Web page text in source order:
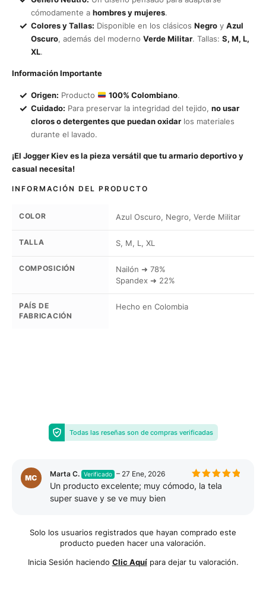
cómodamente a hombres y mujeres.
Colores y Tallas: Disponible en los clásicos Negro y Azul
Oscuro, además del moderno Verde Militar. Tallas: S, M, L,
XL.
Información Importante
Origen: Producto 100% Colombiano.
Cuidado: Para preservar la integridad del tejido, no usar
cloros o detergentes que puedan oxidar los materiales
durante el lavado.
¡El Jogger Kiev es la pieza versátil que tu armario deportivo y
casual necesita!
INFORMACIÓN DEL PRODUCTO
COLOR Azul Oscuro, Negro, Verde Militar
TALLA S, M, L, XL
COMPOSICIÓN
Nailón ➜ 78%
Spandex ➜ 22%
PAÍS DE
FABRICACIÓN
Hecho en Colombia
Todas las reseñas son de compras verificadas
Valorado
con
Marta C. Verificado – 27 Ene, 2026
Un producto excelente; muy cómodo, la tela
super suave y se ve muy bien
Solo los usuarios registrados que hayan comprado este
producto pueden hacer una valoración.
Inicia Sesión haciendo Clic Aquípara dejar tu valoración.